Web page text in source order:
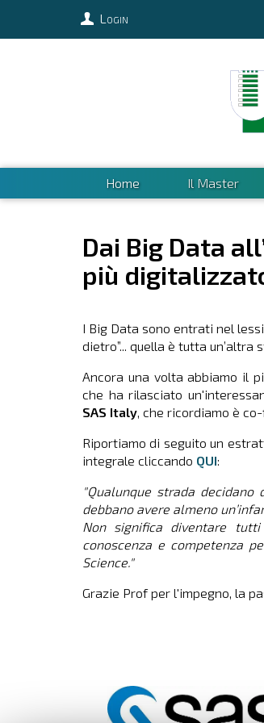
Login
Home Il Master
Dai Big Data
più
I Big Data sono entrati nel
dietro”... quella è tutta un’altra
Ancora una volta abbiamo il
che ha rilasciato
SAS Italy , che ricordiamo è
Riportiamo di seguito un
integrale cliccando QUI:
"Qualunque strada
debbano avere almeno
Non significa diventare
conoscenza e competenza
Science."
Grazie Prof per l'impegno, la